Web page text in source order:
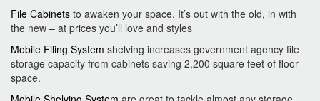
File Cabinets to awaken your space. It’s out with the old, in with
the new – at prices you’ll love and styles
Mobile Filing System shelving increases government agency file
storage capacity from cabinets saving 2,200 square feet of floor
space.